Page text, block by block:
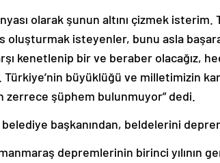
olarak şunun altını çizmek
oluşturmak isteyenler, bunu asla
kenetlenip bir ve beraber olacağız,
büyüklüğü ve milletimizin
zerrece şüphem bulunmuyor” dedi.
başkanından, beldelerini
depremlerinin birinci yılının